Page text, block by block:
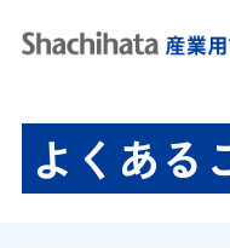
よくある